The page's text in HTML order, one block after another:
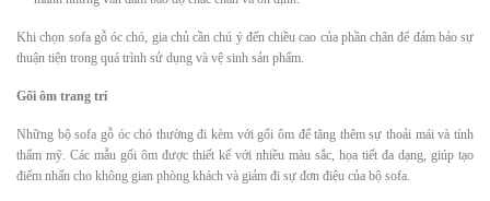
Khi chọn sofa gỗ óc chó, gia chủ cần chú ý đến chiều cao của phần chân để đảm bảo sự
thuận tiện trong quá trình sử dụng và vệ sinh sản phẩm.
Gối ôm trang trí
Những bộ sofa gỗ óc chó thường đi kèm với gối ôm để tăng thêm sự thoải mái và tính
thẩm mỹ. Các mẫu gối ôm được thiết kế với nhiều màu sắc, họa tiết đa dạng, giúp tạo
điểm nhấn cho không gian phòng khách và giảm đi sự đơn điệu của bộ sofa.